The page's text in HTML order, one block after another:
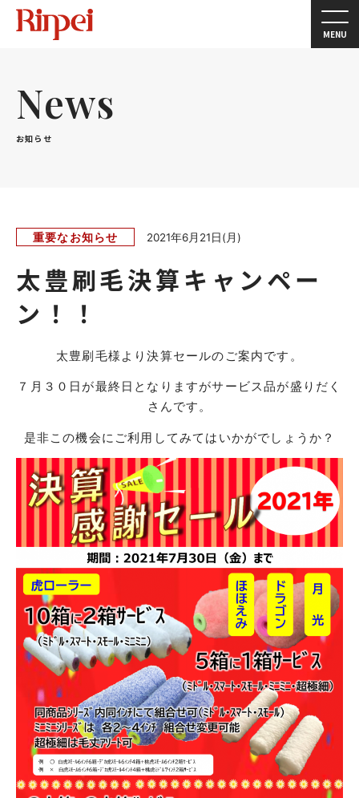
MENU
News
お知らせ
重要なお知らせ 2021年6月21日(月)
太豊刷毛決算キャンペー
ン！！
太豊刷毛様より決算セールのご案内です。
７月３０日が最終日となりますがサービス品が盛りだく
さんです。
是非この機会にご利用してみてはいかがでしょうか？